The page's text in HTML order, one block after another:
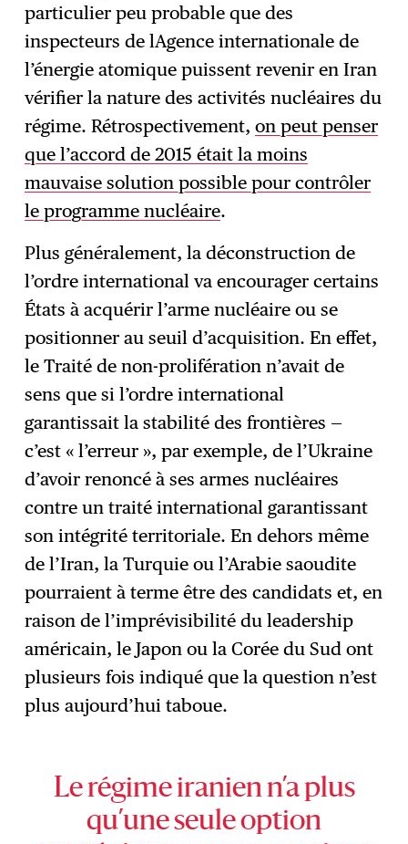
particulier peu probable que des
inspecteurs de lAgence internationale de
l’énergie atomique puissent revenir en Iran
vérifier la nature des activités nucléaires du
régime. Rétrospectivement,on peut penser
que l’accord de 2015 était la moins
mauvaise solution possible pour contrôler
le programme nucléaire.
Plus généralement, la déconstruction de
l’ordre international va encourager certains
États à acquérir l’arme nucléaire ou se
positionner au seuil d’acquisition. En effet,
le Traité de non-prolifération n’avait de
sens que si l’ordre international
garantissait la stabilité des frontières —
c’est « l’erreur », par exemple, de l’Ukraine
d’avoir renoncé à ses armes nucléaires
contre un traité international garantissant
son intégrité territoriale. En dehors même
de l’Iran, la Turquie ou l’Arabie saoudite
pourraient à terme être des candidats et, en
raison de l’imprévisibilité du leadership
américain, le Japon ou la Corée du Sud ont
plusieurs fois indiqué que la question n’est
plus aujourd’hui taboue.
Le régime iranien n’a plus
qu’une seule option